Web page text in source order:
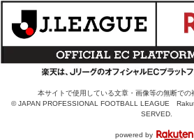
本サイトで使用している文章・画像等の無断での
© JAPAN PROFESSIONAL FOOTBALL LEAGUE
SERVED.
powered by